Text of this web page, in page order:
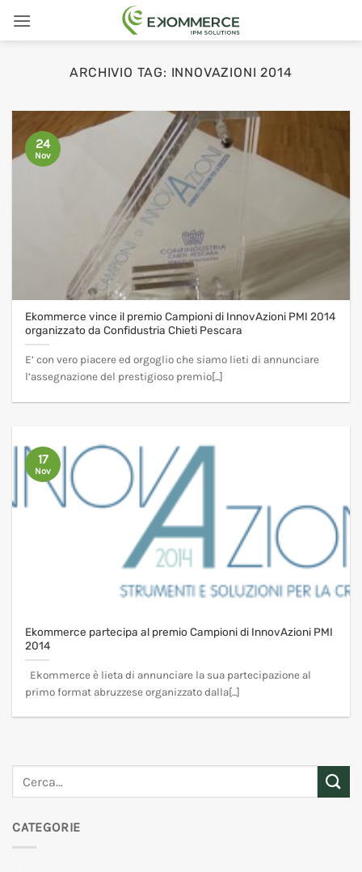
ARCHIVIO TAG: INNOVAZIONI 2014
Ekommerce vince il premio Campioni di InnovAzioni PMI 2014
organizzato da Confidustria Chieti Pescara
E’ con vero piacere ed orgoglio che siamo lieti di annunciare
l’assegnazione del prestigioso premio[...]
24
Nov
Ekommerce partecipa al premio Campioni di InnovAzioni PMI
2014
Ekommerce è lieta di annunciare la sua partecipazione al
primo format abruzzese organizzato dalla[...]
17
Nov
CATEGORIE